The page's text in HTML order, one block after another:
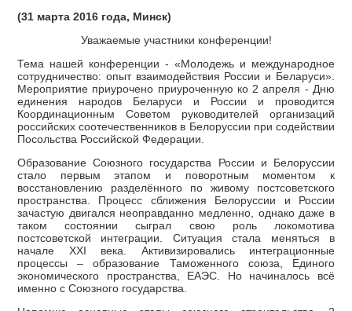
(31 марта 2016 года, Минск)
Уважаемые участники конференции!
Тема нашей конференции - «Молодежь и международное
сотрудничество: опыт взаимодействия России и Беларуси».
Мероприятие приурочено приуроченную ко 2 апреля - Дню
единения народов Беларуси и России и проводится
Координационным Cоветом руководителей организаций
российских соотечественников в Белоруссии при содействии
Посольства Российской Федерации.
Образование Союзного государства России и Белоруссии
стало первым этапом и поворотным моментом к
восстановлению разделённого по живому постсоветского
пространства. Процесс сближения Белоруссии и России
зачастую двигался неоправданно медленно, однако даже в
таком состоянии сыграл свою роль локомотива
постсоветской интеграции. Ситуация стала меняться в
начале XXI века. Активизировались интеграционные
процессы – образование Таможенного союза, Единого
экономического пространства, ЕАЭС. Но начиналось всё
именно с Союзного государства.